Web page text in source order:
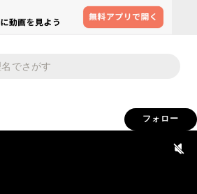
フォロー